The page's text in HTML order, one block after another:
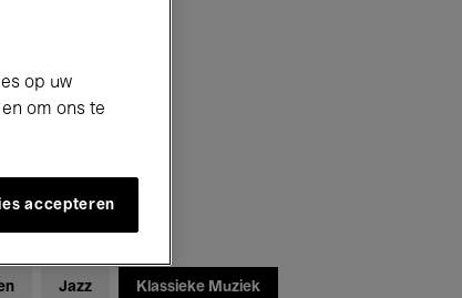
Jazz Klassieke Muziek
op uw
om ons te
accepteren